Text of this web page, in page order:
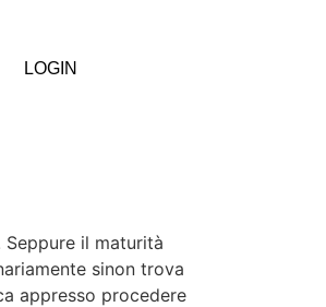
LOGIN
il maturità
sinon trova
appresso procedere